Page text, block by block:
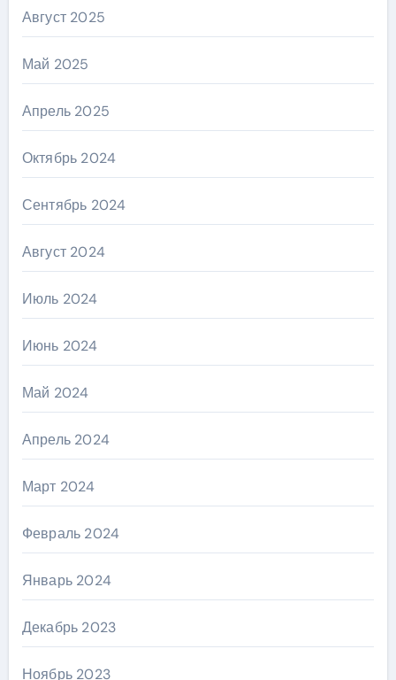
Август 2025
Май 2025
Апрель 2025
Октябрь 2024
Сентябрь 2024
Август 2024
Июль 2024
Июнь 2024
Май 2024
Апрель 2024
Март 2024
Февраль 2024
Январь 2024
Декабрь 2023
Ноябрь 2023